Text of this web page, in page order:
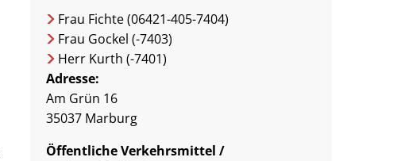
Frau Fichte (06421-405-7404)
Frau Gockel (-7403)
Herr Kurth (-7401)
Adresse:
Am Grün 16
35037 Marburg
Öffentliche Verkehrsmittel /